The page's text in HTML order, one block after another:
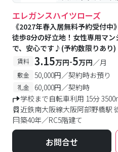
#女性専用
エレガンスハイツローズ
《2027年春入居無料予約受付
徒歩8分の好立地！女性専用マ
で、安心です♪(予約数限りあり)
賃料 3.15万円-5万円／月
敷金 50,000円／契約時お預り
礼金
60,000円／契約時
学校まで自転車利用 15分
近鉄南大阪線大阪阿部野橋駅
築40年／RC5階建て
お問合せ